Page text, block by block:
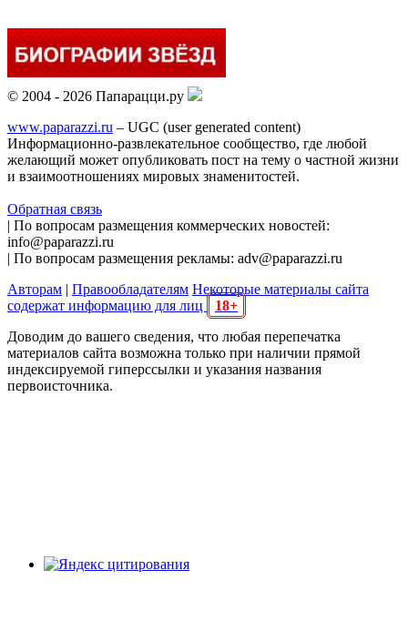
© 2004 - 2026 Папарацци.ру
www.paparazzi.ru – UGC (user generated content)
Информационно-развлекательное сообщество, где любой
желающий может опубликовать пост на тему о частной жизни
и взаимоотношениях мировых знаменитостей.
Обратная связь
| По вопросам размещения коммерческих новостей:
info@paparazzi.ru
| По вопросам размещения рекламы: adv@paparazzi.ru
Авторам | Правообладателям Некоторые материалы сайта
содержат информацию для лиц
18+
Доводим до вашего сведения, что любая перепечатка
материалов сайта возможна только при наличии прямой
индексируемой гиперссылки и указания названия
первоисточника.